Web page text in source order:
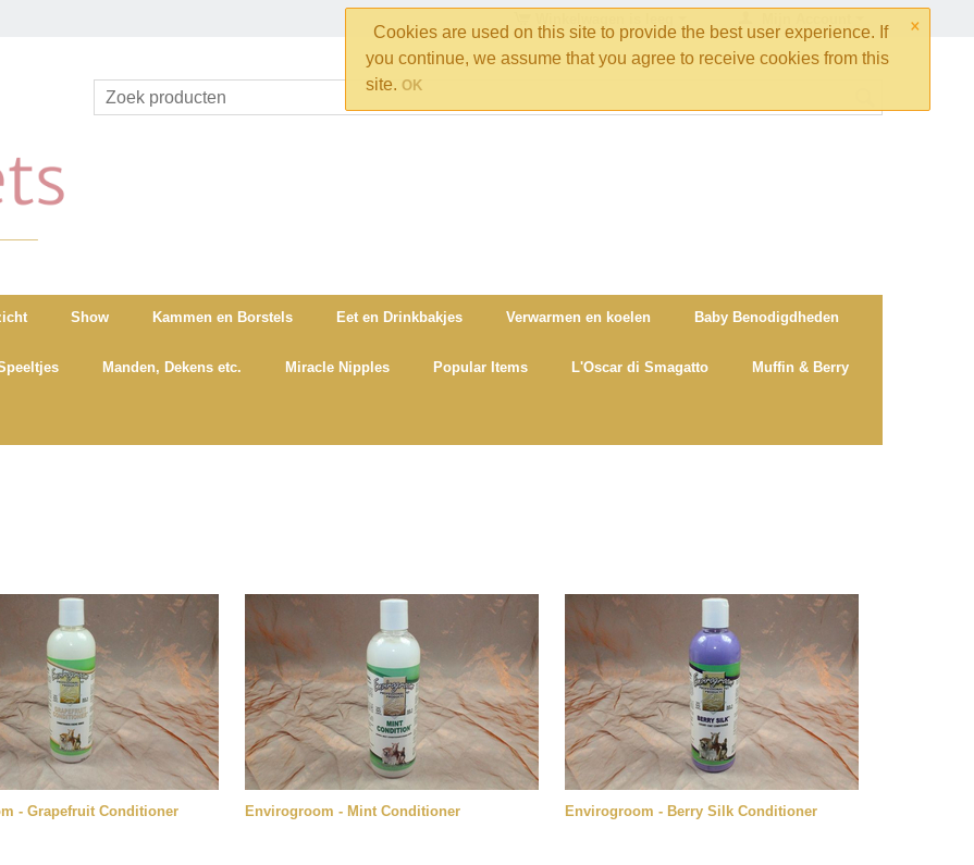
×
Cookies are used on this site to provide the best user experience. If
you continue, we assume that you agree to receive cookies from this
site.OK
Show Kammen en Borstels Eet en Drinkbakjes Verwarmen en koelen Baby Benodigdheden
Manden, Dekens etc. Miracle Nipples Popular Items L'Oscar di Smagatto Muffin & Berry
- Grapefruit Conditioner Envirogroom - Mint Conditioner Envirogroom - Berry Silk Conditioner